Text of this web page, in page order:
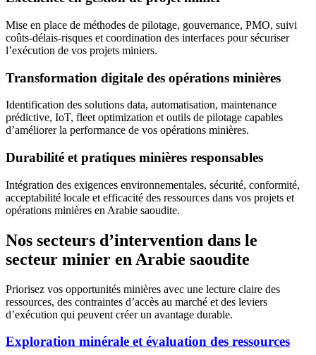
Mise en place de méthodes de pilotage, gouvernance, PMO, suivi
coûts-délais-risques et coordination des interfaces pour sécuriser
l’exécution de vos projets miniers.
Transformation digitale des opérations minières
Identification des solutions data, automatisation, maintenance
prédictive, IoT, fleet optimization et outils de pilotage capables
d’améliorer la performance de vos opérations minières.
Durabilité et pratiques minières responsables
Intégration des exigences environnementales, sécurité, conformité,
acceptabilité locale et efficacité des ressources dans vos projets et
opérations minières en Arabie saoudite.
Nos secteurs d’intervention dans le
secteur minier en Arabie saoudite
Priorisez vos opportunités minières avec une lecture claire des
ressources, des contraintes d’accès au marché et des leviers
d’exécution qui peuvent créer un avantage durable.
Exploration minérale et évaluation des ressources